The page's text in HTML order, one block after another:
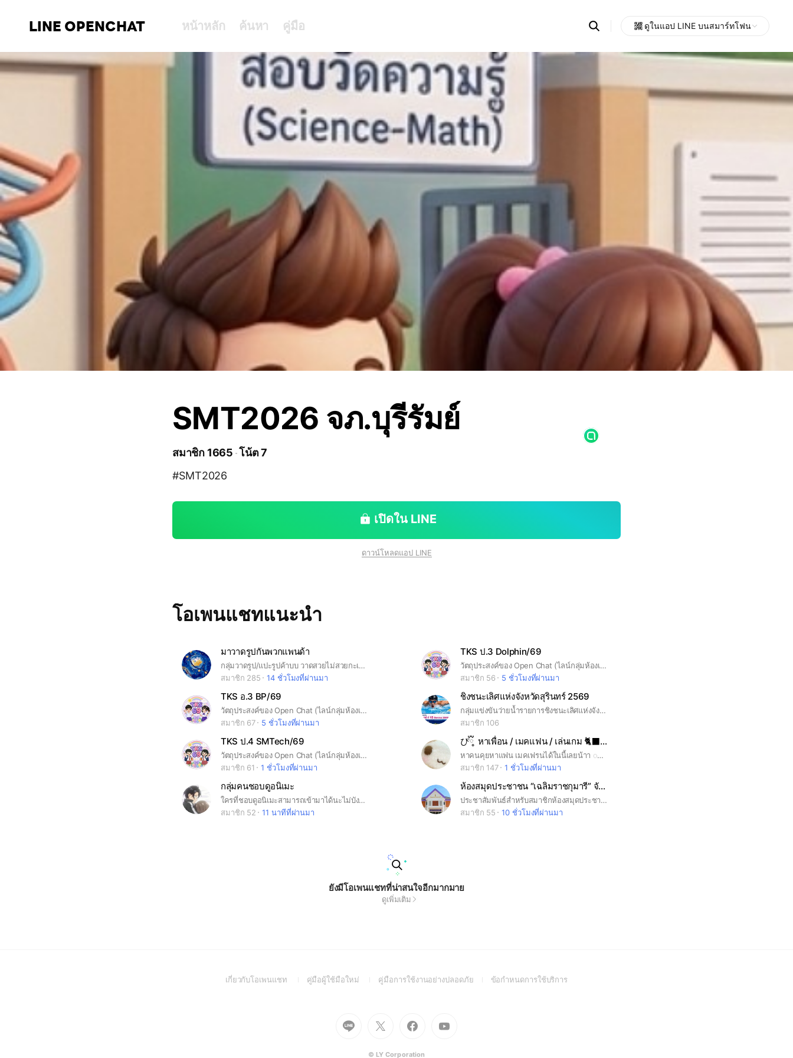
LINE OPENCHAT หน้าหลัก ค้นหา คู่มือ Search
OpenChats
messages
search
ดูในแอป LINE บนสมาร์ทโฟน
SMT2026 จภ.บุรีรัมย์
สมาชิก 1665 โน้ต 7
#SMT2026
เปิดใน LINE
ดาวน์โหลดแอป LINE
โอเพนแชทแนะนำ
มาวาดรูปกันพวกแพนด้า
กลุ่มวาดรูป/แปะรูปค้าบบ วาดสวยไม่สวยกะเข้าได้ขอแค่ ไม่ทะเลาะเบาะแว้งกันนะครับ^^
สมาชิก 285
14 ชั่วโมงที่ผ่านมา
TKS ป.3 Dolphin/69
วัตถุประสงค์ของ Open Chat (ไลน์กลุ่มห้องเรียน) เพื่อเป็นตัวกลางสื่อสารระหว่างคุณครูและนักเรียนด้านการเรียนการสอนเป็นหลัก ข้อตกลงในการใช้งาน 1.ตั้งค่ารูปโปรไฟล์ ชื่อเล่นและเลขที่ของนักเรียน เช่น “แบมแบม เลขที่ 1” 2.สื่อสารกันเฉพาะเรื่องที่เกี่ยวข้องกับนักเรียน ห้องเรียน และโรงเรียนอนุบาลทองอุ่นเท่านั้น 3.ใช้ข้อความที่สุภาพและให้เกียรติในการพูดคุยโต้ตอบในกลุ่มโดยไม่พาดพิงถึงบุคคลอื่น 4.หากมีเรื่องด่วน กรุณาติดต่อคุณครูประจำชั้นหรือสำนักงานทางโทรศัพท์ 5.ไม่คุยเรื่องส่วนตัวในกลุ่ม หากมีปัญหาให้สื่อสารส่วนตัวกับครูประจำชั้นหรือผู้จัดการ 6.ขอความกรุณางดการส่งสวัสดีทักทายประจำวัน เพื่อไม่ให้ข้อความที่สำคัญเลื่อนหายไป 7.ควรติดตามการสั่งงานจากคุณครูทุกวิชาอย่างสม่ำเสมอและส่งงานตามกำหนด
สมาชิก 56
5 ชั่วโมงที่ผ่านมา
TKS อ.3 BP/69
วัตถุประสงค์ของ Open Chat (ไลน์กลุ่มห้องเรียน) เพื่อเป็นตัวกลางสื่อสารระหว่างคุณครูและนักเรียนด้านการเรียนการสอนเป็นหลัก ข้อตกลงในการใช้งาน 1.ตั้งค่ารูปโปรไฟล์ ชื่อเล่นและเลขที่ของนักเรียน เช่น “แบมแบม เลขที่ 1” 2.สื่อสารกันเฉพาะเรื่องที่เกี่ยวข้องกับนักเรียน ห้องเรียน และโรงเรียนอนุบาลทองอุ่นเท่านั้น 3.ใช้ข้อความที่สุภาพและให้เกียรติในการพูดคุยโต้ตอบในกลุ่มโดยไม่พาดพิงถึงบุคคลอื่น 4.หากมีเรื่องด่วน กรุณาติดต่อคุณครูประจำชั้นหรือสำนักงานทางโทรศัพท์ 5.ไม่คุยเรื่องส่วนตัวในกลุ่ม หากมีปัญหาให้สื่อสารส่วนตัวกับครูประจำชั้นหรือผู้จัดการ 6.ขอความกรุณางดการส่งสวัสดีทักทายประจำวัน เพื่อไม่ให้ข้อความที่สำคัญเลื่อนหายไป 7.ควรติดตามการสั่งงานจากคุณครูทุกวิชาอย่างสม่ำเสมอและส่งงานตามกำหนด
สมาชิก 67
5 ชั่วโมงที่ผ่านมา
ชิงชนะเลิศแห่งจังหวัดสุรินทร์ 2569
กลุ่มแข่งขันว่ายน้ำรายการชิงชนะเลิศแห่งจังหวัดสุรินทร์
สมาชิก 106
TKS ป.4 SMTech/69
วัตถุประสงค์ของ Open Chat (ไลน์กลุ่มห้องเรียน) เพื่อเป็นตัวกลางสื่อสารระหว่างคุณครู นักเรียนและผู้ปกครองด้านการเรียนการสอนเป็นหลัก ข้อตกลงในการใช้งาน 1.ตั้งค่ารูปโปรไฟล์ ชื่อเล่นและเลขที่ของนักเรียน เช่น “แบมแบม เลขที่ 1” 2.สื่อสารกันเฉพาะเรื่องที่เกี่ยวข้องกับนักเรียน ห้องเรียน และโรงเรียนอนุบาลทองอุ่นเท่านั้น 3.ใช้ข้อความที่สุภาพและให้เกียรติในการพูดคุยโต้ตอบในกลุ่มโดยไม่พาดพิงถึงบุคคลอื่น 4.หากมีเรื่องด่วน กรุณาติดต่อสำนักงานทางโทรศัพท์ 044-591976 5.ไม่คุยเรื่องส่วนตัวในกลุ่ม หากมีปัญหาให้สื่อสารส่วนตัวกับครูประจำชั้นหรือผู้จัดการ 081-0726327 6.กรุณางดการส่งสวัสดีทักทายประจำวัน เพื่อไม่ให้ข้อความที่สำคัญเลื่อนหายไป 7.ควรติดตามการสั่งงานจากคุณครูทุกวิชาอย่างสม่ำเสมอและส่งงานตามกำหนด
สมาชิก 61
1 ชั่วโมงที่ผ่านมา
‎ぴྀི ̥ หาเพื่อน / เมคแฟน / เล่นเกม 🐈‍⬛ྀི ‎‎. ݁ 🧁 ˖𓏴 🎀
หาคนคุยหาแฟน เมคเฟรนได้ในนี้เลยน้าา ◌า เข้ามาแล้วอ่านกฎกันด้วยน้า #หาเพื่อน#หาคนคุย #หาคนเล่นเกม #อาวี #เมคเฟรน #เหงาๆมาคุยกัน
สมาชิก 147
1 ชั่วโมงที่ผ่านมา
กลุ่มคนชอบดูอนิเมะ
ใครที่ชอบดูอนิเมะสามารถเข้ามาได้นะไม่บังคับ
สมาชิก 52
11 นาทีที่ผ่านมา
ห้องสมุดประชาชน “เฉลิมราชกุมารี” จังหวัดชัยภูมิ
ประชาสัมพันธ์สำหรับสมาชิกห้องสมุดประชาชน “เฉลิมราชกุมารี” จังหวัดชัยภูมิ
สมาชิก 55
10 ชั่วโมงที่ผ่านมา
ยังมีโอเพนแชทที่น่าสนใจอีกมากมาย
ดูเพิ่มเติม
เกี่ยวกับโอเพนแชท
(Openคู่มือผู้ใช้มือใหม่
(Open
window)
คู่มือการใช้งานอย่างปลอดภัย(Openข้อกำหนดการใช้บริการ(Open
Go
to
(Open
Go
to
(Open
Go
to
(Open
to
© LY Corporation